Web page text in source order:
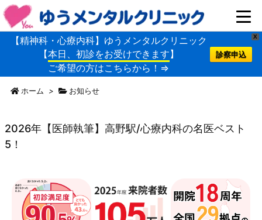
X
【精神科・心療内科】ゆうメンタルクリニック
【本日、初診をお受けできます】
ご希望の方はこちらから！⇒
診察申込
ホーム > お知らせ
2026年【医師執筆】高野駅/心療内科の名医ベスト
5！